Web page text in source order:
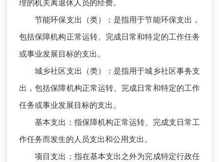
理的机关离退休人员的经费。
节能环保支出（类）：是指用于节能环保支出，
包括保障机构正常运转、完成日常和特定的工作任务
或事业发展目标的支出。
城乡社区支出（类）：是指用于城乡社区事务支
出，包括保障机构正常运转、完成日常和特定的工作
任务或事业发展目标的支出。
基本支出：指保障机构正常运转、完成支日常工
作任务而发生的人员支出和公用支出。
项目支出：指在基本支出之外为完成特定行政任